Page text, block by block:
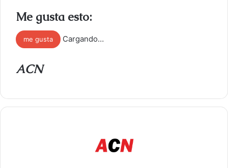
Me gusta esto:
me gusta Cargando…
ACN